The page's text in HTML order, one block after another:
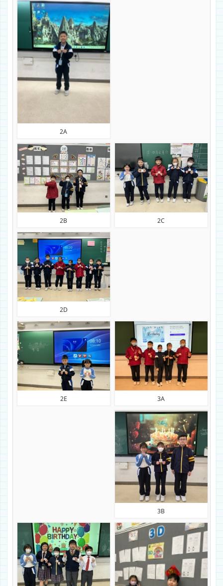
2A
2B 2C
2D
2E 3A
3B